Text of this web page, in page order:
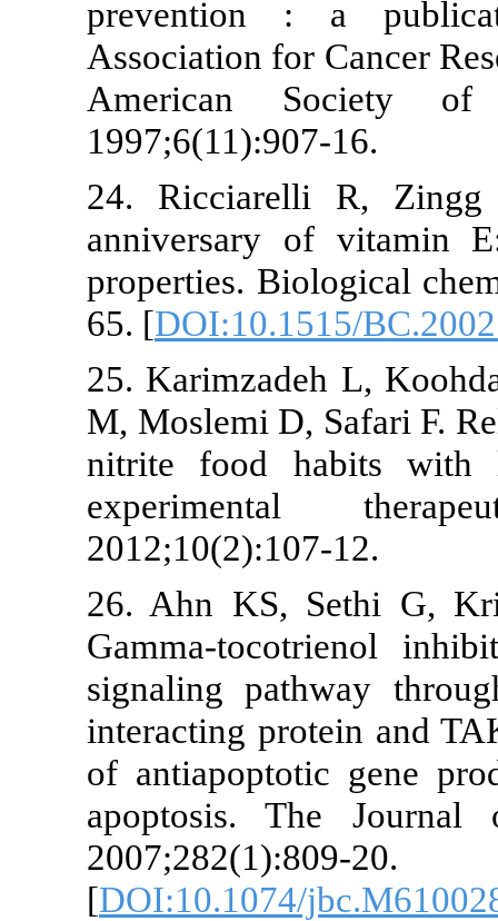
prevention : a
Association for
American
1997;6(11):907-16.
24. Ricciarelli R,
anniversary of
properties.
65. [DOI:10.1515/
25. Karimzadeh L,
M, Moslemi D,
nitrite food habits
experimental
2012;10(2):107-12.
26. Ahn KS, Sethi
Gamma-tocotrienol
signaling pathway
interacting protein
of antiapoptotic
apoptosis. The
2007;282(1):809-20.
[DOI:10.1074/